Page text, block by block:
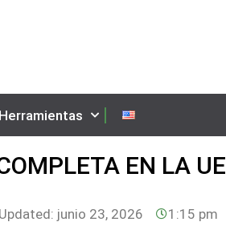
EN LA UE
Updated: junio 23, 2026 1:15 pm